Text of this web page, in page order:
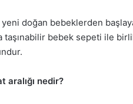
doğan bebeklerden
taşınabilir bebek sepeti ile
aralığı nedir?